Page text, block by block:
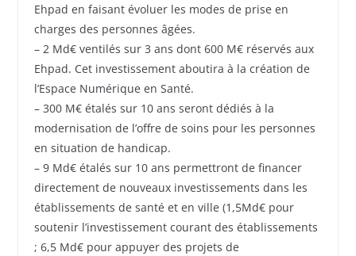
Ehpad en faisant évoluer les modes de prise en
charges des personnes âgées.
– 2 Md€ ventilés sur 3 ans dont 600 M€ réservés aux
Ehpad. Cet investissement aboutira à la création de
l’Espace Numérique en Santé.
– 300 M€ étalés sur 10 ans seront dédiés à la
modernisation de l’offre de soins pour les personnes
en situation de handicap.
– 9 Md€ étalés sur 10 ans permettront de financer
directement de nouveaux investissements dans les
établissements de santé et en ville (1,5Md€ pour
soutenir l’investissement courant des établissements
; 6,5 Md€ pour appuyer des projets de